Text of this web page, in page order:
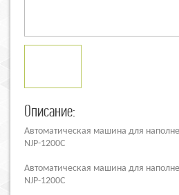
Описание:
Автоматическая машина для
NJP-1200C
Автоматическая машина для
NJP-1200С